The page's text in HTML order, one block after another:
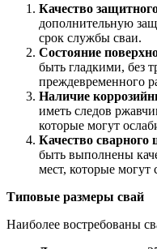
Качество
дополнительную
срок службы сваи.
Состояние
быть гладкими, без
преждевременного
Наличие
иметь следов
которые могут
Качество сварного
быть выполнены
мест, которые
Типовые размеры свай
Наиболее востребованы